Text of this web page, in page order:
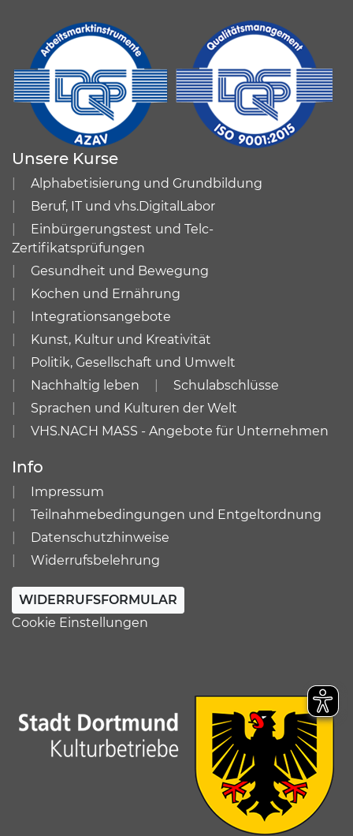
Unsere Kurse
Alphabetisierung und Grundbildung
Beruf, IT und vhs.DigitalLabor
Einbürgerungstest und Telc-
Zertifikatsprüfungen
Gesundheit und Bewegung
Kochen und Ernährung
Integrationsangebote
Kunst, Kultur und Kreativität
Politik, Gesellschaft und Umwelt
Nachhaltig leben
Schulabschlüsse
Sprachen und Kulturen der Welt
VHS.NACH MASS - Angebote für Unternehmen
Info
Impressum
Teilnahmebedingungen und Entgeltordnung
Datenschutzhinweise
Widerrufsbelehrung
WIDERRUFSFORMULAR
Cookie Einstellungen